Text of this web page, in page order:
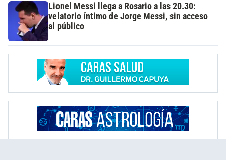
Lionel Messi llega a Rosario a las 20.30:
velatorio íntimo de Jorge Messi, sin acceso
al público